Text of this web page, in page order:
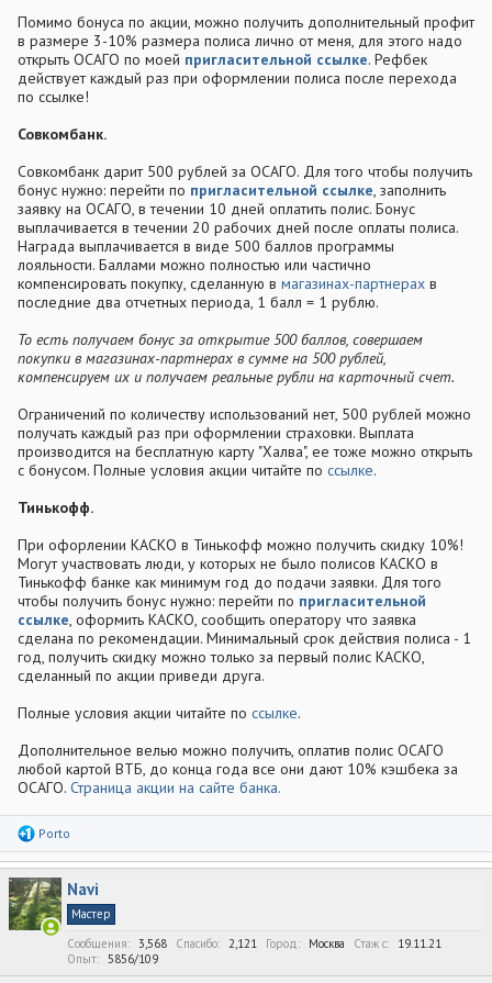
Помимо бонуса по акции, можно получить дополнительный профит
в размере 3-10% размера полиса лично от меня, для этого надо
открыть ОСАГО по моей пригласительной ссылке. Рефбек
действует каждый раз при оформлении полиса после перехода
по ссылке!
Совкомбанк.
Совкомбанк дарит 500 рублей за ОСАГО. Для того чтобы получить
бонус нужно: перейти по пригласительной ссылке, заполнить
заявку на ОСАГО, в течении 10 дней оплатить полис. Бонус
выплачивается в течении 20 рабочих дней после оплаты полиса.
Награда выплачивается в виде 500 баллов программы
лояльности. Баллами можно полностью или частично
компенсировать покупку, сделанную в магазинах-партнерах в
последние два отчетных периода, 1 балл = 1 рублю.
То есть получаем бонус за открытие 500 баллов, совершаем
покупки в магазинах-партнерах в сумме на 500 рублей,
компенсируем их и получаем реальные рубли на карточный счет.
Ограничений по количеству использований нет, 500 рублей можно
получать каждый раз при оформлении страховки. Выплата
производится на бесплатную карту "Халва", ее тоже можно открыть
с бонусом. Полные условия акции читайте по ссылке.
Тинькофф.
При офорлении КАСКО в Тинькофф можно получить скидку 10%!
Могут участвовать люди, у которых не было полисов КАСКО в
Тинькофф банке как минимум год до подачи заявки. Для того
чтобы получить бонус нужно: перейти по пригласительной
ссылке, оформить КАСКО, сообщить оператору что заявка
сделана по рекомендации. Минимальный срок действия полиса - 1
год, получить скидку можно только за первый полис КАСКО,
сделанный по акции приведи друга.
Полные условия акции читайте по ссылке.
Дополнительное велью можно получить, оплатив полис ОСАГО
любой картой ВТБ, до конца года все они дают 10% кэшбека за
ОСАГО. Страница акции на сайте банка.
Р
а
к
ц
и
и
Porto
Navi
Мастер
Сообщения
3,568 Спасибо 2,121 Город Москва Стаж c
19.11.21
Опыт
5856/109